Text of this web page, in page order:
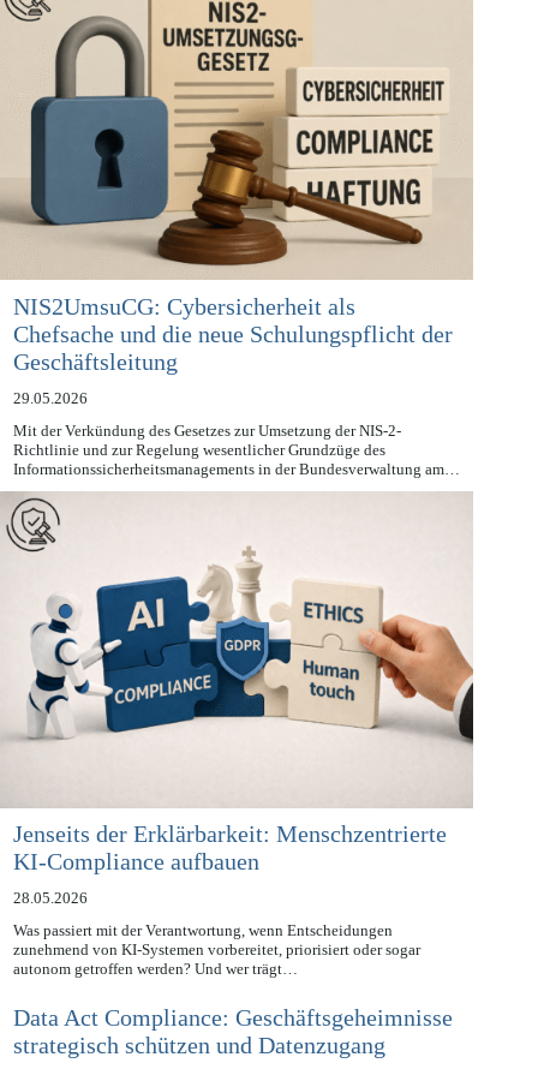
NIS2UmsuCG: Cybersicherheit als
Chefsache und die neue Schulungspflicht der
Geschäftsleitung
29.05.2026
Mit der Verkündung des Gesetzes zur Umsetzung der NIS-2-
Richtlinie und zur Regelung wesentlicher Grundzüge des
Informationssicherheitsmanagements in der Bundesverwaltung am…
Jenseits der Erklärbarkeit: Menschzentrierte
KI-Compliance aufbauen
28.05.2026
Was passiert mit der Verantwortung, wenn Entscheidungen
zunehmend von KI-Systemen vorbereitet, priorisiert oder sogar
Data Act Compliance: Geschäftsgeheimnisse